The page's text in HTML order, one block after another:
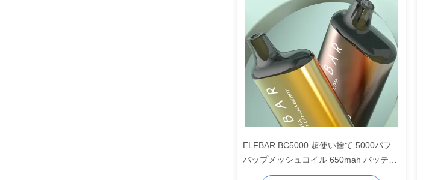
ELFBAR BC5000 超使い捨て 5000パフ
バップメッシュコイル 650mah バッテリ
ー 13ml E液体 ブルーコットンキャンデ